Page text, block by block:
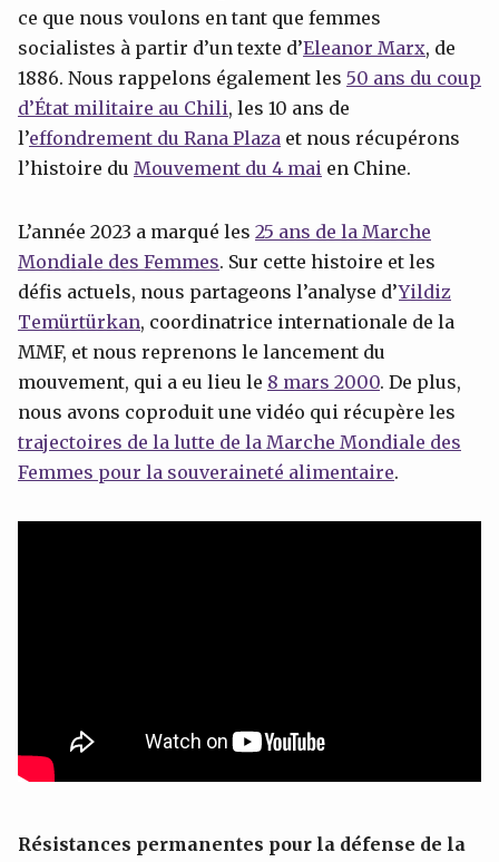
ce que nous voulons en tant que femmes
socialistes à partir d’un texte d’Eleanor Marx, de
1886. Nous rappelons également les 50 ans du coup
d’État militaire au Chili, les 10 ans de
l’effondrement du Rana Plaza et nous récupérons
l’histoire du Mouvement du 4 mai en Chine.
L’année 2023 a marqué les 25 ans de la Marche
Mondiale des Femmes. Sur cette histoire et les
défis actuels, nous partageons l’analyse d’Yildiz
Temürtürkan, coordinatrice internationale de la
MMF, et nous reprenons le lancement du
mouvement, qui a eu lieu le 8 mars 2000. De plus,
nous avons coproduit une vidéo qui récupère les
trajectoires de la lutte de la Marche Mondiale des
Femmes pour la souveraineté alimentaire.
Résistances permanentes pour la défense de la